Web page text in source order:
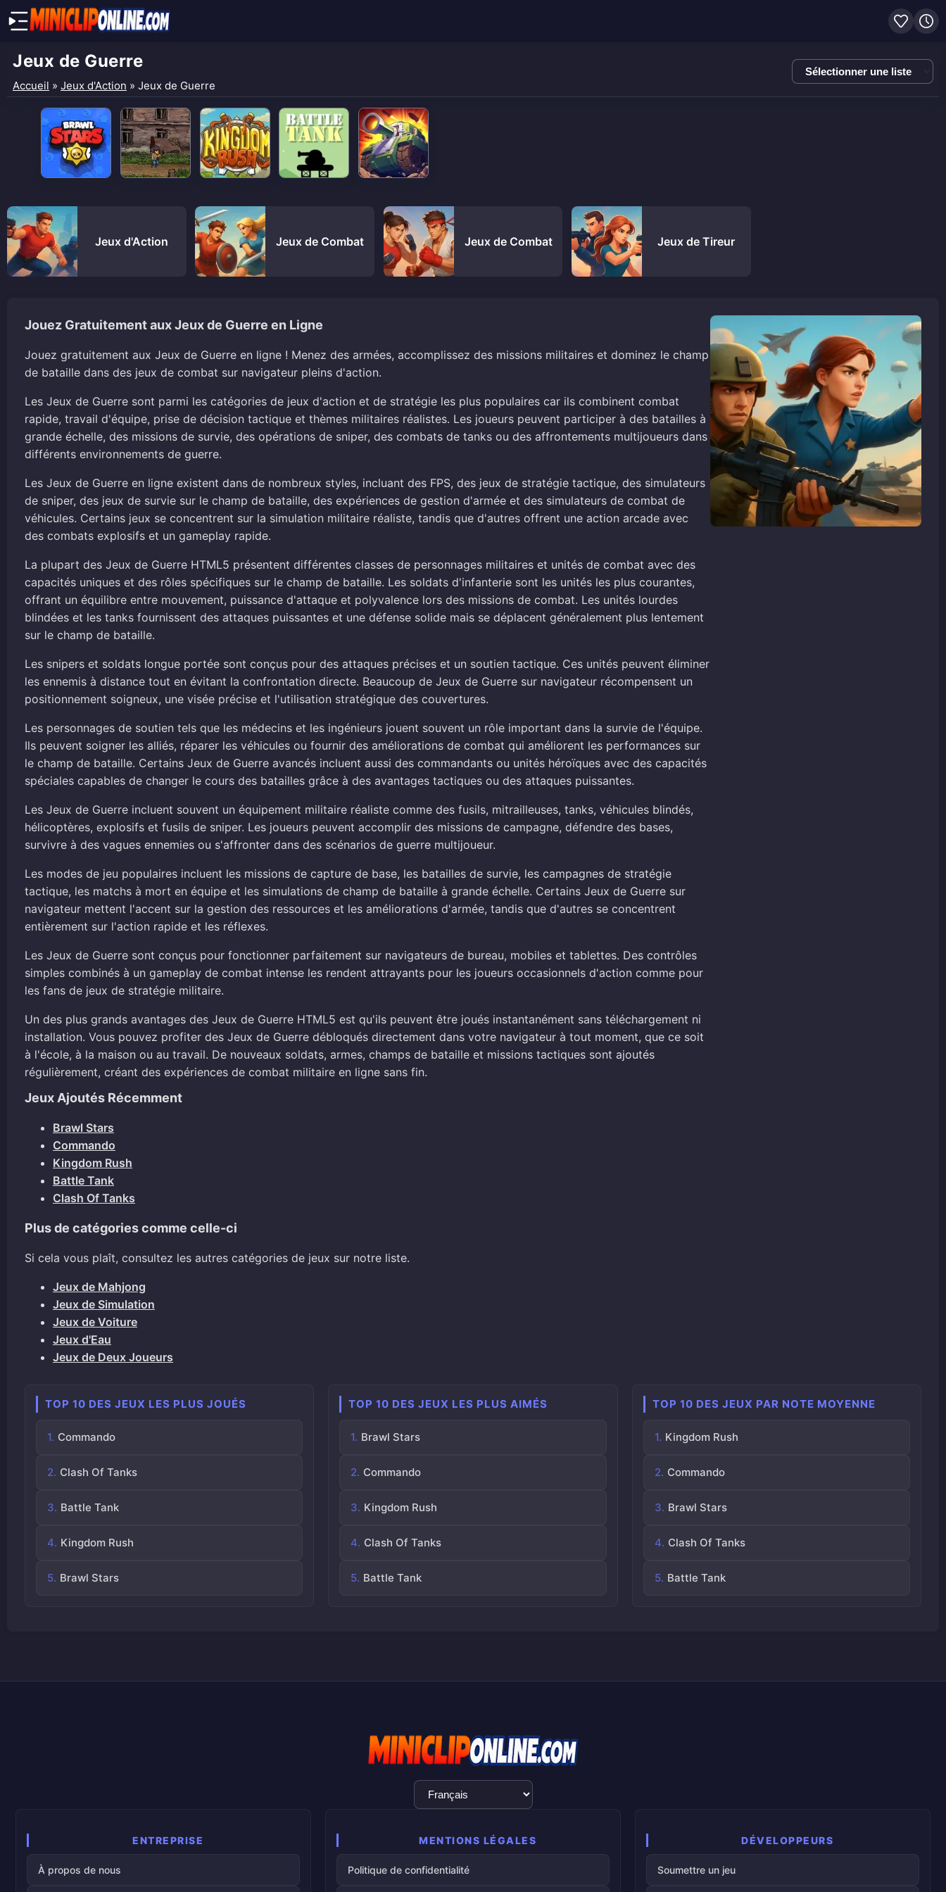
Jeux de Guerre
Accueil » Jeux d'Action » Jeux de Guerre
Sélectionner
une
liste
Jouez Gratuitement aux Jeux de Guerre en Ligne
Jouez gratuitement aux Jeux de Guerre en ligne ! Menez des armées, accomplissez des missions militaires et dominez le champ
de bataille dans des jeux de combat sur navigateur pleins d'action.
Les Jeux de Guerre sont parmi les catégories de jeux d'action et de stratégie les plus populaires car ils combinent combat
rapide, travail d'équipe, prise de décision tactique et thèmes militaires réalistes. Les joueurs peuvent participer à des batailles à
grande échelle, des missions de survie, des opérations de sniper, des combats de tanks ou des affrontements multijoueurs dans
différents environnements de guerre.
Les Jeux de Guerre en ligne existent dans de nombreux styles, incluant des FPS, des jeux de stratégie tactique, des simulateurs
de sniper, des jeux de survie sur le champ de bataille, des expériences de gestion d'armée et des simulateurs de combat de
véhicules. Certains jeux se concentrent sur la simulation militaire réaliste, tandis que d'autres offrent une action arcade avec
des combats explosifs et un gameplay rapide.
La plupart des Jeux de Guerre HTML5 présentent différentes classes de personnages militaires et unités de combat avec des
capacités uniques et des rôles spécifiques sur le champ de bataille. Les soldats d'infanterie sont les unités les plus courantes,
offrant un équilibre entre mouvement, puissance d'attaque et polyvalence lors des missions de combat. Les unités lourdes
blindées et les tanks fournissent des attaques puissantes et une défense solide mais se déplacent généralement plus lentement
sur le champ de bataille.
Les snipers et soldats longue portée sont conçus pour des attaques précises et un soutien tactique. Ces unités peuvent éliminer
les ennemis à distance tout en évitant la confrontation directe. Beaucoup de Jeux de Guerre sur navigateur récompensent un
positionnement soigneux, une visée précise et l'utilisation stratégique des couvertures.
Les personnages de soutien tels que les médecins et les ingénieurs jouent souvent un rôle important dans la survie de l'équipe.
Ils peuvent soigner les alliés, réparer les véhicules ou fournir des améliorations de combat qui améliorent les performances sur
le champ de bataille. Certains Jeux de Guerre avancés incluent aussi des commandants ou unités héroïques avec des capacités
spéciales capables de changer le cours des batailles grâce à des avantages tactiques ou des attaques puissantes.
Les Jeux de Guerre incluent souvent un équipement militaire réaliste comme des fusils, mitrailleuses, tanks, véhicules blindés,
hélicoptères, explosifs et fusils de sniper. Les joueurs peuvent accomplir des missions de campagne, défendre des bases,
survivre à des vagues ennemies ou s'affronter dans des scénarios de guerre multijoueur.
Les modes de jeu populaires incluent les missions de capture de base, les batailles de survie, les campagnes de stratégie
tactique, les matchs à mort en équipe et les simulations de champ de bataille à grande échelle. Certains Jeux de Guerre sur
navigateur mettent l'accent sur la gestion des ressources et les améliorations d'armée, tandis que d'autres se concentrent
entièrement sur l'action rapide et les réflexes.
Les Jeux de Guerre sont conçus pour fonctionner parfaitement sur navigateurs de bureau, mobiles et tablettes. Des contrôles
simples combinés à un gameplay de combat intense les rendent attrayants pour les joueurs occasionnels d'action comme pour
les fans de jeux de stratégie militaire.
Un des plus grands avantages des Jeux de Guerre HTML5 est qu'ils peuvent être joués instantanément sans téléchargement ni
installation. Vous pouvez profiter des Jeux de Guerre débloqués directement dans votre navigateur à tout moment, que ce soit
à l'école, à la maison ou au travail. De nouveaux soldats, armes, champs de bataille et missions tactiques sont ajoutés
régulièrement, créant des expériences de combat militaire en ligne sans fin.
Jeux Ajoutés Récemment
Brawl Stars
Commando
Kingdom Rush
Battle Tank
Clash Of Tanks
Plus de catégories comme celle-ci
Si cela vous plaît, consultez les autres catégories de jeux sur notre liste.
Jeux de Mahjong
Jeux de Simulation
Jeux de Voiture
Jeux d'Eau
Jeux de Deux Joueurs
TOP 10 DES JEUX LES PLUS JOUÉS
Commando
Clash Of Tanks
Battle Tank
Kingdom Rush
Brawl Stars
TOP 10 DES JEUX LES PLUS AIMÉS
Brawl Stars
Commando
Kingdom Rush
Clash Of Tanks
Battle Tank
TOP 10 DES JEUX PAR NOTE MOYENNE
Kingdom Rush
Commando
Brawl Stars
Clash Of Tanks
Battle Tank
Jeux d'Action Jeux de Combat Jeux de Combat Jeux de Tireur
Sélection
de
langue
ENTREPRISE
À propos de nous
MENTIONS LÉGALES
Politique de confidentialité
DÉVELOPPEURS
Soumettre un jeu